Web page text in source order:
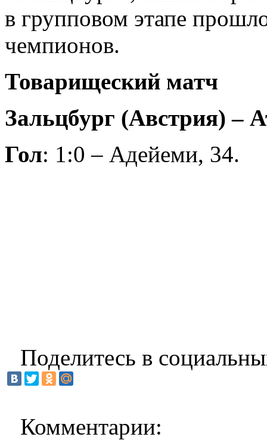
в групповом этапе
чемпионов.
Товарищеский матч
Зальцбург (Австрия) –
Гол: 1:0 – Адейеми, 34.
Поделитесь в
Комментарии: